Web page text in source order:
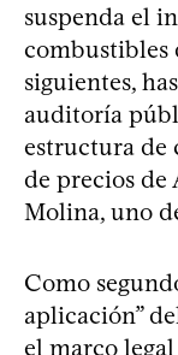
suspenda el
combustibles
siguientes,
auditoría
estructura de
de precios de
Molina, uno
Como
aplicación”
el marco